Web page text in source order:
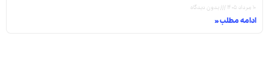
۱۰ مرداد ۱۴۰۵ بدون دیدگاه
ادامه مطلب »